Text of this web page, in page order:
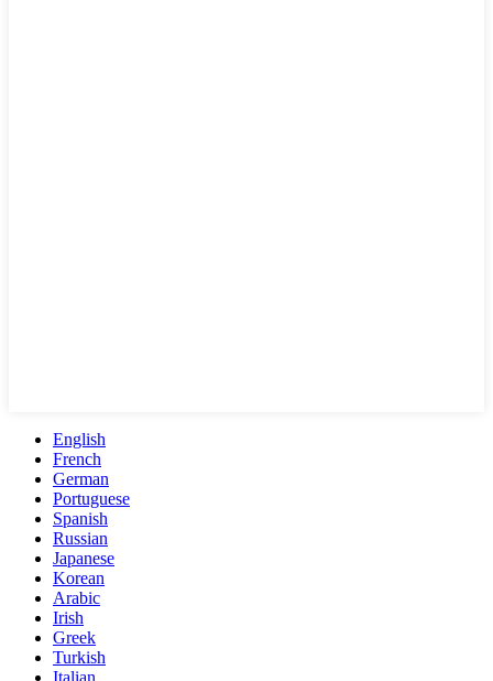
English
French
German
Portuguese
Spanish
Russian
Japanese
Korean
Arabic
Irish
Greek
Turkish
Italian